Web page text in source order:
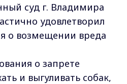
суд г. Владимира
удовлетворил
о возмещении вреда
о запрете
и выгуливать собак,